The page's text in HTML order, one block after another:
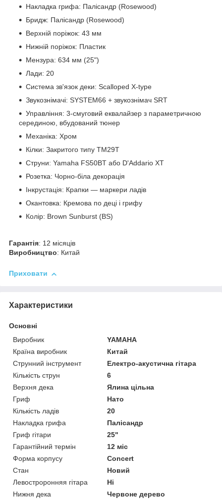
Накладка грифа: Палісандр (Rosewood)
Бридж: Палісандр (Rosewood)
Верхній поріжок: 43 мм
Нижній поріжок: Пластик
Мензура: 634 мм (25")
Лади: 20
Система зв'язок деки: Scalloped X-type
Звукознімачі: SYSTEM66 + звукознімач SRT
Управління: 3-смуговий еквалайзер з параметричною
серединою, вбудований тюнер
Механіка: Хром
Кілки: Закритого типу TM29T
Струни: Yamaha FS50BT або D'Addario XT
Розетка: Чорно-біла декорація
Інкрустація: Крапки — маркери ладів
Окантовка: Кремова по деці і грифу
Колір: Brown Sunburst (BS)
Гарантія: 12 місяців
Виробництво: Китай
Приховати
Характеристики
Основні
Виробник
YAMAHA
Країна виробник
Китай
Струнний інструмент
Електро-акустична гітара
Кількість струн
6
Верхня дека
Ялина цільна
Гриф
Нато
Кількість ладів
20
Накладка грифа
Палісандр
Гриф гітари
25"
Гарантійний термін
12 міс
Форма корпусу
Concert
Стан
Новий
Левостроронняя гітара
Ні
Нижня дека
Червоне дерево